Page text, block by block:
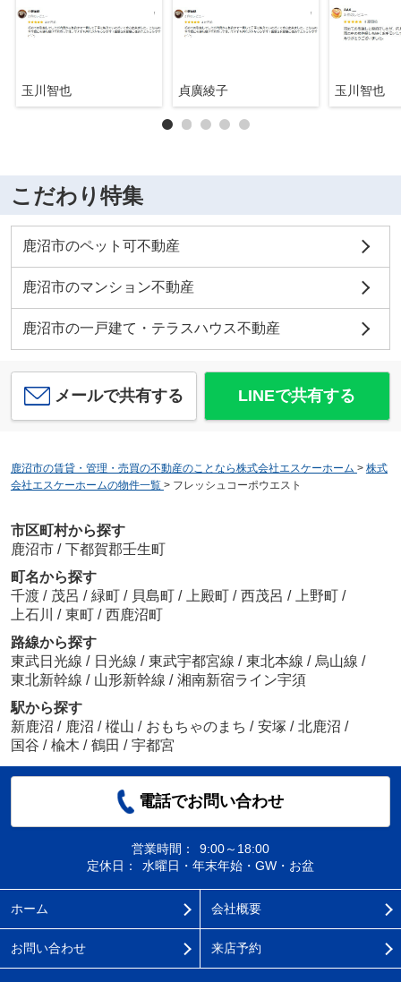
玉川智也 貞廣綾子 玉川智也
こだわり特集
鹿沼市のペット可不動産
鹿沼市のマンション不動産
鹿沼市の一戸建て・テラスハウス不動産
メールで共有する LINEで共有する
鹿沼市の賃貸・管理・売買の不動産のことなら株式会社エスケーホーム > 株式
会社エスケーホームの物件一覧 > フレッシュコーポウエスト
市区町村から探す
鹿沼市 / 下都賀郡壬生町
町名から探す
千渡 / 茂呂 / 緑町 / 貝島町 / 上殿町 / 西茂呂 / 上野町 /
上石川 / 東町 / 西鹿沼町
路線から探す
東武日光線 / 日光線 / 東武宇都宮線 / 東北本線 / 烏山線 /
東北新幹線 / 山形新幹線 / 湘南新宿ライン宇須
駅から探す
新鹿沼 / 鹿沼 / 樅山 / おもちゃのまち / 安塚 / 北鹿沼 /
国谷 / 楡木 / 鶴田 / 宇都宮
電話でお問い合わせ
営業時間：
9:00～18:00
定休日：
水曜日・年末年始・GW・お盆
ホーム 会社概要
お問い合わせ 来店予約